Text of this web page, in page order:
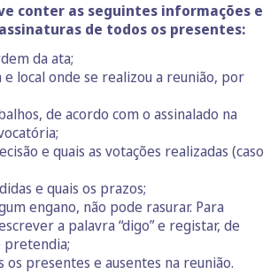
conter as seguintes informações e
de todos os presentes:
da ata;
e local onde se realizou a reunião, por
de acordo com o assinalado na
e quais as votações realizadas (caso
e quais os prazos;
engano, não pode rasurar. Para
a palavra “digo” e registar, de
pretendia;
os presentes e ausentes na reunião.